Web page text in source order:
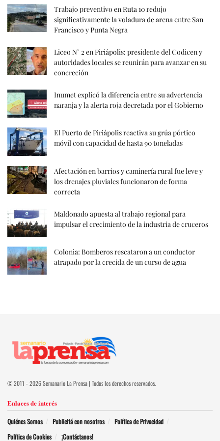
Trabajo preventivo en Ruta 10 redujo
significativamente la voladura de arena entre San
Francisco y Punta Negra
Liceo N° 2 en Piriápolis: presidente del Codicen y
autoridades locales se reunirán para avanzar en su
concreción
Inumet explicó la diferencia entre su advertencia
naranja y la alerta roja decretada por el Gobierno
El Puerto de Piriápolis reactiva su grúa pórtico
móvil con capacidad de hasta 90 toneladas
Afectación en barrios y caminería rural fue leve y
los drenajes pluviales funcionaron de forma
correcta
Maldonado apuesta al trabajo regional para
impulsar el crecimiento de la industria de cruceros
Colonia: Bomberos rescataron a un conductor
atrapado por la crecida de un curso de agua
© 2011 - 2026 Semanario La Prensa | Todos los derechos reservados.
Enlaces de interés
Quiénes Somos Publicitá con nosotros
Política de Privacidad
Política de Cookies
¡Contáctanos!